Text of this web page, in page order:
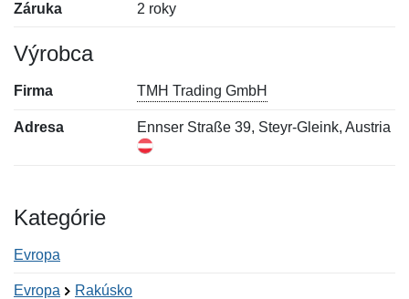
Záruka 2 roky
Výrobca
Firma TMH Trading GmbH
Adresa Ennser Straße 39, Steyr-Gleink, Austria
Kategórie
Evropa
Evropa Rakúsko